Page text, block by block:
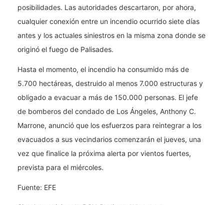
posibilidades. Las autoridades descartaron, por ahora,
cualquier conexión entre un incendio ocurrido siete días
antes y los actuales siniestros en la misma zona donde se
originó el fuego de Palisades.
Hasta el momento, el incendio ha consumido más de
5.700 hectáreas, destruido al menos 7.000 estructuras y
obligado a evacuar a más de 150.000 personas. El jefe
de bomberos del condado de Los Ángeles, Anthony C.
Marrone, anunció que los esfuerzos para reintegrar a los
evacuados a sus vecindarios comenzarán el jueves, una
vez que finalice la próxima alerta por vientos fuertes,
prevista para el miércoles.
Fuente: EFE